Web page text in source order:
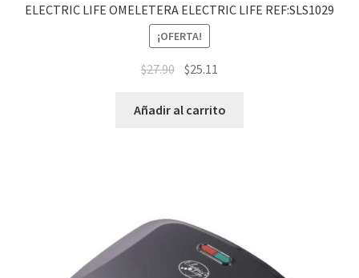
ELECTRIC LIFE OMELETERA ELECTRIC LIFE REF:SLS1029
¡OFERTA!
$27.90 $25.11
Añadir al carrito